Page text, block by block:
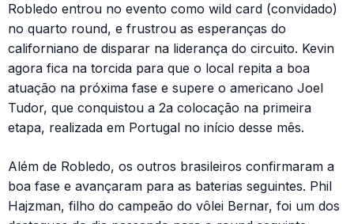
Robledo entrou no evento como wild card (convidado)
no quarto round, e frustrou as esperanças do
californiano de disparar na liderança do circuito. Kevin
agora fica na torcida para que o local repita a boa
atuação na próxima fase e supere o americano Joel
Tudor, que conquistou a 2a colocação na primeira
etapa, realizada em Portugal no início desse mês.
Além de Robledo, os outros brasileiros confirmaram a
boa fase e avançaram para as baterias seguintes. Phil
Hajzman, filho do campeão do vôlei Bernar, foi um dos